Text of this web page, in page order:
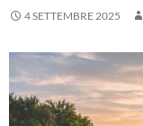
4 SETTEMBRE 2025